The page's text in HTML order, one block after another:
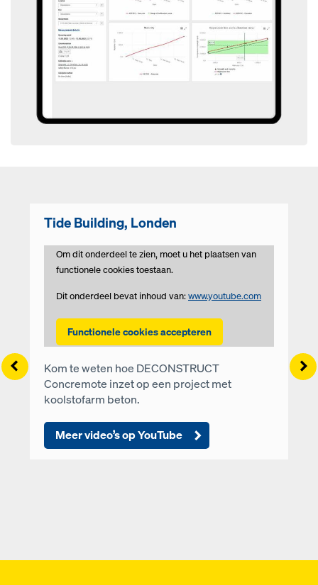
Tide Building, Londen
Om dit onderdeel te zien, moet u het plaatsen van
functionele cookies toestaan.
Dit onderdeel bevat inhoud van:www.youtube.com
Functionele cookies accepteren
Kom te weten hoe DECONSTRUCT
Concremote inzet op een project met
koolstofarm beton.
Meer video’s op YouTube
Left